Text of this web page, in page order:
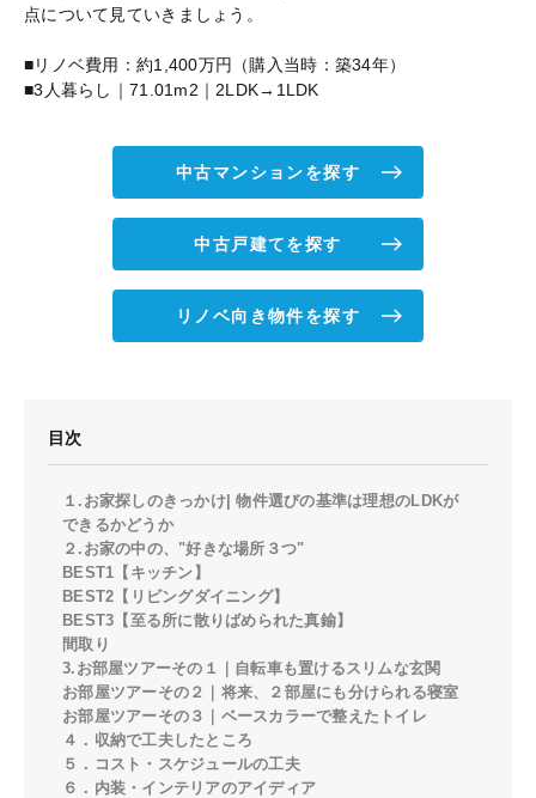
点について見ていきましょう。
■リノベ費用：約1,400万円（購入当時：築34年）
■3人暮らし｜71.01m2｜2LDK→1LDK
中古マンションを探す
中古戸建てを探す
リノベ向き物件を探す
目次
１.お家探しのきっかけ| 物件選びの基準は理想のLDKが
できるかどうか
２.お家の中の、"好きな場所３つ"
BEST1【キッチン】
BEST2【リビングダイニング】
BEST3【至る所に散りばめられた真鍮】
間取り
3.お部屋ツアーその１｜自転車も置けるスリムな玄関
お部屋ツアーその２｜将来、２部屋にも分けられる寝室
お部屋ツアーその３｜ベースカラーで整えたトイレ
４．収納で工夫したところ
５．コスト・スケジュールの工夫
６．内装・インテリアのアイディア